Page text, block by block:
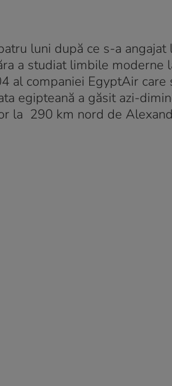
luni după ce s-a angajat
a studiat limbile moderne
al companiei EgyptAir care
egipteană a găsit azi-
la 290 km nord de